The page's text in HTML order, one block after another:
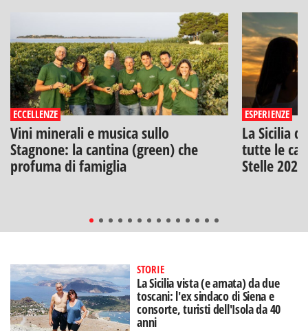
ECCELLENZE
Vini minerali e musica sullo
Stagnone: la cantina (green) che
profuma di famiglia
ESPERIENZE
La Sicilia
tutte le
Stelle
STORIE
La Sicilia vista (e amata) da due
toscani: l'ex sindaco di Siena e
consorte, turisti dell'Isola da 40
anni